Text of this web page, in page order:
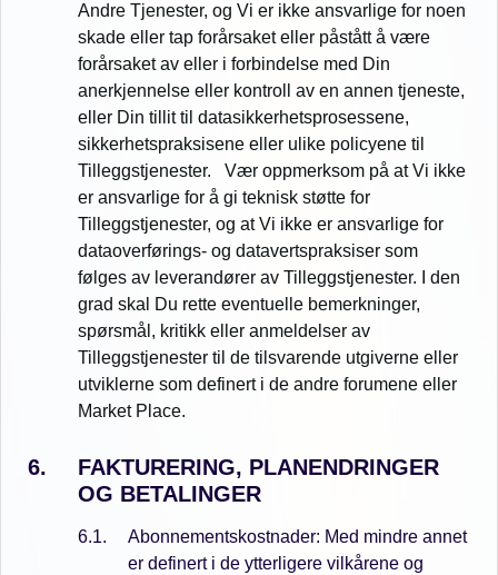
Andre Tjenester, og Vi er ikke ansvarlige for noen
skade eller tap forårsaket eller påstått å være
forårsaket av eller i forbindelse med Din
anerkjennelse eller kontroll av en annen tjeneste,
eller Din tillit til datasikkerhetsprosessene,
sikkerhetspraksisene eller ulike policyene til
Tilleggstjenester. Vær oppmerksom på at Vi ikke
er ansvarlige for å gi teknisk støtte for
Tilleggstjenester, og at Vi ikke er ansvarlige for
dataoverførings- og datavertspraksiser som
følges av leverandører av Tilleggstjenester. I den
grad skal Du rette eventuelle bemerkninger,
spørsmål, kritikk eller anmeldelser av
Tilleggstjenester til de tilsvarende utgiverne eller
utviklerne som definert i de andre forumene eller
Market Place.
FAKTURERING, PLANENDRINGER
OG BETALINGER
Abonnementskostnader: Med mindre annet
er definert i de ytterligere vilkårene og